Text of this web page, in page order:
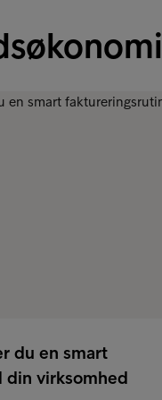
du en smart
virksomhed